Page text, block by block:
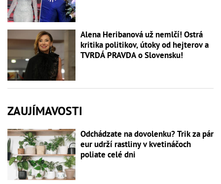
Alena Heribanová už nemlčí! Ostrá
kritika politikov, útoky od hejterov a
TVRDÁ PRAVDA o Slovensku!
ZAUJÍMAVOSTI
Odchádzate na dovolenku? Trik za pár
eur udrží rastliny v kvetináčoch
poliate celé dni